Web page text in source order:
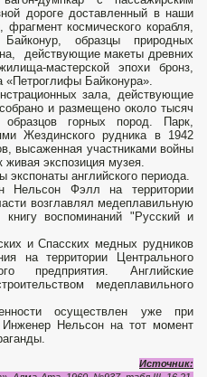
дороге доставленный в наши
космического корабля,
образцы природных
действующие макеты древних
мастерской эпохи бронз,
«Петроглифы Байконура».
зала, действующие
и размещено около тысяч
горных пород. Парк,
Жездинского рудника в 1942
высаженная участниками войны
живая экспозиция музея.
экспонаты английского периода.
Нельсон Фэлл на территории
возглавлял медеплавильную
воспоминаний "Русский и
и Спасских медных рудников
на территории Центрального
предприятия. Английские
медеплавильного
осуществлен уже при
Нельсон на тот момент
Источник: